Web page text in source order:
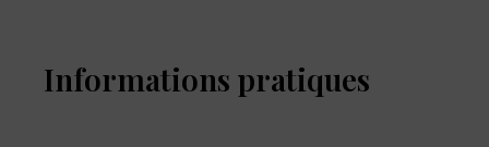
Informations pratiques